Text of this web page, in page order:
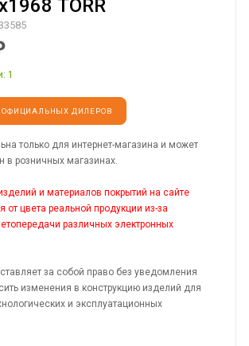
TORR
: 1
ОФИЦИАЛЬНЫХ ДИЛЕРОВ
только для интернет-магазина и может
в розничных магазинах.
и материалов покрытий на сайте
от цвета реальной продукции из-за
различных электронных
за собой право без уведомления
изменения в конструкцию изделий для
и эксплуатационных